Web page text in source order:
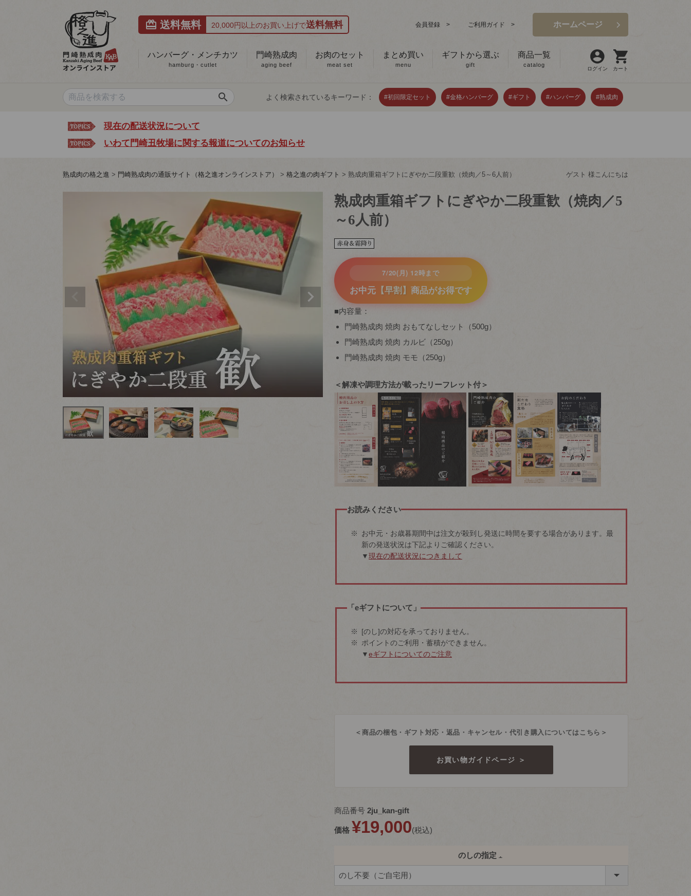
card_giftcard 送料無料 20,000円以上のお買い上げで送料無料 会員登録 > ご利用ガイド > ホームページ
ハンバーグ・メンチカツ
hamburg・cutlet
門崎熟成肉
aging beef
お肉のセット
meat set
まとめ買い
menu
ギフトから選ぶ
gift
商品一覧
catalog
ログイン カート
search よく検索されているキーワード： #初回限定セット #金格ハンバーグ #ギフト #ハンバーグ #熟成肉
現在の配送状況について
いわて門崎丑牧場に関する報道についてのお知らせ
熟成肉の格之進 門崎熟成肉の通販サイト（格之進オンラインストア） 格之進の肉ギフト 熟成肉重箱ギフトにぎやか二段重歓（焼肉／5～6人前） ゲスト 様こんにちは
熟成肉重箱ギフトにぎやか二段重歓（焼肉／5
～6人前）
7/20(月) 12時まで
お中元 【早割】 商品がお得です
■内容量：
門崎熟成肉 焼肉 おもてなしセット（500g）
門崎熟成肉 焼肉 カルビ（250g）
門崎熟成肉 焼肉 モモ（250g）
＜解凍や調理方法が載ったリーフレット付＞
お読みください
お中元・お歳暮期間中は注文が殺到し発送に時間を要する場合があります。最
新の発送状況は下記よりご確認ください。
▼現在の配送状況につきまして
「eギフトについて」
[のし]の対応を承っておりません。
ポイントのご利用・蓄積ができません。
▼eギフトについてのご注意
＜商品の梱包・ギフト対応・返品・キャンセル・代引き購入についてはこちら＞
お買い物ガイドページ ＞
商品番号 2ju_kan-gift
価格 ¥19,000 税込
のしの指定